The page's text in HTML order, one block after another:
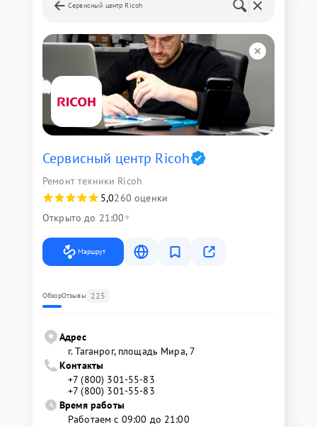
Сервисный центр Ricoh
Сервисный центр Ricoh
Ремонт техники Ricoh
5,0260 оценки
Открыто до 21:00
Маршрут
ОбзорОтзывы 225
Адрес
г. Таганрог, площадь Мира, 7
Контакты
+7 (800) 301-55-83
+7 (800) 301-55-83
Время работы
Работаем с 09:00 до 21:00